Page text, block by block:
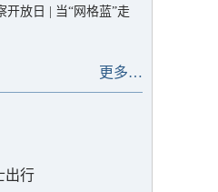
开放日 | 当“网格蓝”走
更多…
出行